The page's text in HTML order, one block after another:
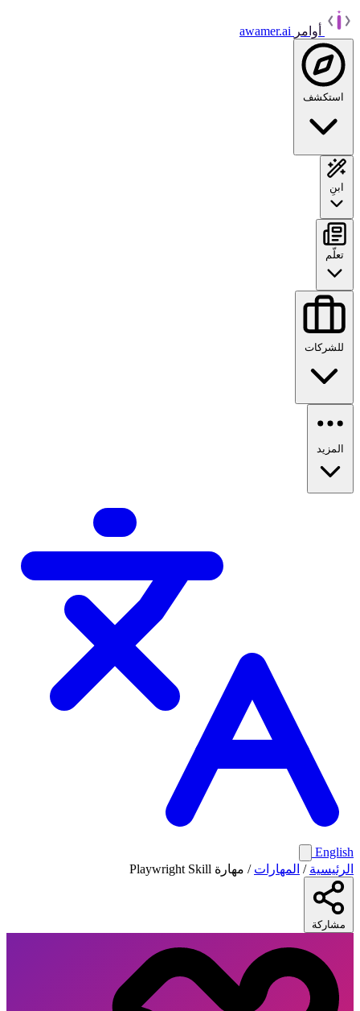
أوامر awamer.ai
استكشف
ابنِ
تعلّم
للشركات
المزيد
English
الرئيسية / المهارات / مهارة Playwright Skill
مشاركة